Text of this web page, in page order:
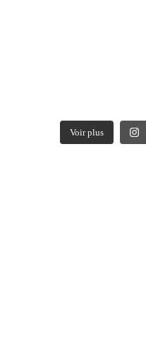
Voir plus